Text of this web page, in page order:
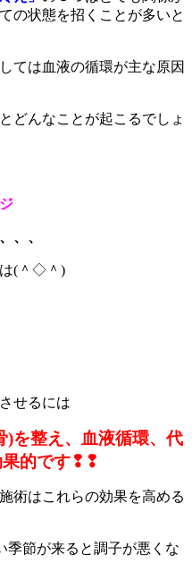
の状態を招くことが多いと
ては血液の循環が主な原因
どんなことが起こるでしょ
、、、
は(＾◇＾)
せるには
)を整え、血液循環、代
果的です❢❢
術はこれらの効果を高める
季節が来ると調子が悪くな